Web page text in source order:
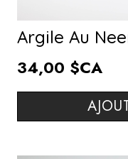
Argile Au
34,00 $CA